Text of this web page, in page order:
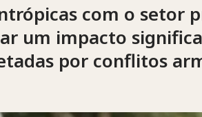
com o setor
um impacto
por conflitos